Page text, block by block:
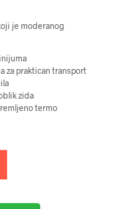
je moderanog
za praktican transport
zida
termo